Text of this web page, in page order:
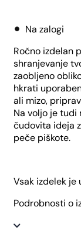
Na zalogi
Ročno izdelan
shranjevanje
zaobljeno
hkrati
ali mizo,
Na voljo je tudi
čudovita ideja
peče piškote.
Vsak izdelek je
Podrobnosti o